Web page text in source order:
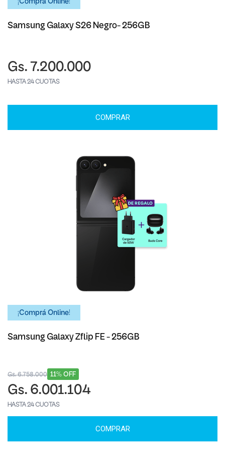
¡Comprá Online!
Samsung Galaxy S26 Negro- 256GB
Gs. 7.200.000
HASTA 24 CUOTAS
COMPRAR
¡Comprá Online!
Samsung Galaxy Zflip FE - 256GB
11% OFF
Gs. 6.758.000
Gs. 6.001.104
HASTA 24 CUOTAS
COMPRAR